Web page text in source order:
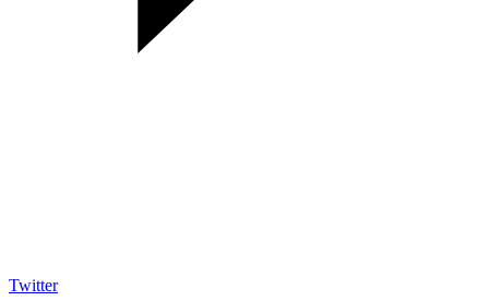
Twitter